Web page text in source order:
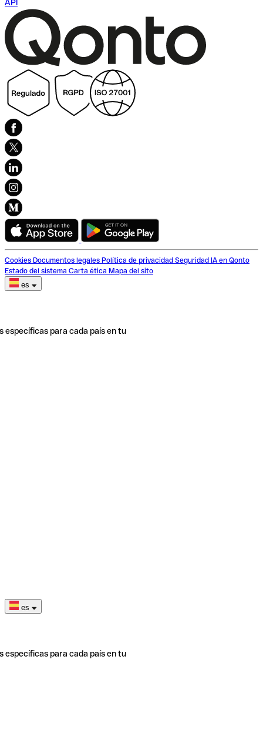
API
Cookies Documentos legales Política de privacidad Seguridad IA en Qonto
Estado del sistema Carta ética Mapa del sito
es
específicas para cada país en tu
es
específicas para cada país en tu